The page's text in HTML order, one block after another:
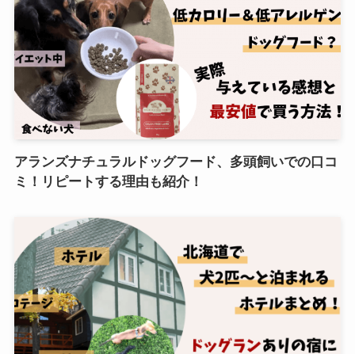
アランズナチュラルドッグフード、多頭飼いでの口コ
ミ！リピートする理由も紹介！